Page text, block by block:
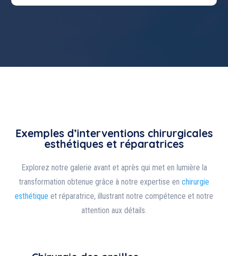
Exemples d’interventions chirurgicales
esthétiques et réparatrices
Explorez notre galerie avant et après qui met en lumière la
transformation obtenue grâce à notre expertise en chirurgie
esthétique et réparatrice, illustrant notre compétence et notre
attention aux détails.